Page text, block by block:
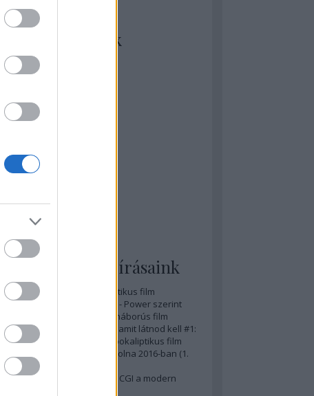
Akiket szívesen
nézünk/olvasunk
Borosta szerint
DarkSide Joint
Filmbook
Filmtrailer
Mozi Mánia app
Nézze meg az ember!
Jus & Calzone
A legolvasottabb írásaink
A 20 legjobb posztapokaliptikus film
A 15 legjobb időutazós film - Power szerint
A 10 legjobb második világháborús film
50 posztapokaliptikus film, amit látnod kell #1:
A 10 legkreatívabb posztapokaliptikus film
20 film, amit látnod kellett volna 2016-ban (1.
rész)
Ezért néz ki borzasztóan a CGI a modern